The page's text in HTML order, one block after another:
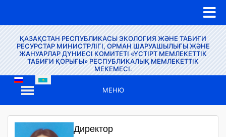
ҚАЗАҚСТАН РЕСПУБЛИКАСЫ ЭКОЛОГИЯ ЖӘНЕ ТАБИҒИ
РЕСУРСТАР МИНИСТРЛІГІ, ОРМАН ШАРУАШЫЛЫҒЫ ЖӘНЕ
ЖАНУАРЛАР ДҮНИЕСІ КОМИТЕТІ «ҮСТІРТ МЕМЛЕКЕТТІК
ТАБИҒИ ҚОРЫҒЫ» РЕСПУБЛИКАЛЫҚ МЕМЛЕКЕТТІК
МЕКЕМЕСІ.
МЕНЮ
Директор